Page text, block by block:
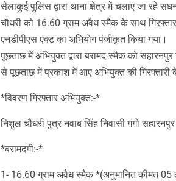
सेलाकुई पुलिस द्वारा थाना क्षेत्र में चलाए जा रहे
चौधरी को 16.60 ग्राम अवैध स्मैक के साथ
एनडीपीएस एक्ट का अभियोग पंजीकृत किया गया।
पूछताछ में अभियुक्त द्वारा बरामद स्मैक को
से पूछताछ में प्रकाश में आए अभियुक्त की गिरफ्तारी
*विवरण गिरफ्तार अभियुक्त:-*
निशुल चौधरी पुत्र नवाब सिंह निवासी गंगो
*बरामदगी:-*
1- 16.60 ग्राम अवैध स्मैक *(अनुमानित कीमत